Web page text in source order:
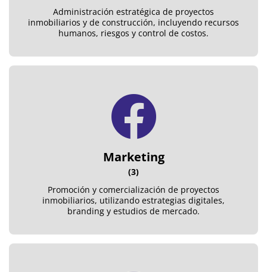
Administración estratégica de proyectos
inmobiliarios y de construcción, incluyendo recursos
humanos, riesgos y control de costos.
Marketing
(3)
Promoción y comercialización de proyectos
inmobiliarios, utilizando estrategias digitales,
branding y estudios de mercado.